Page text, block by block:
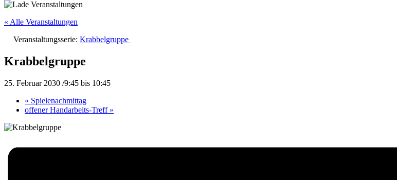
« Alle Veranstaltungen
Veranstaltungsserie: Krabbelgruppe
Krabbelgruppe
25. Februar 2030 /9:45 bis 10:45
« Spielenachmittag
offener Handarbeits-Treff »